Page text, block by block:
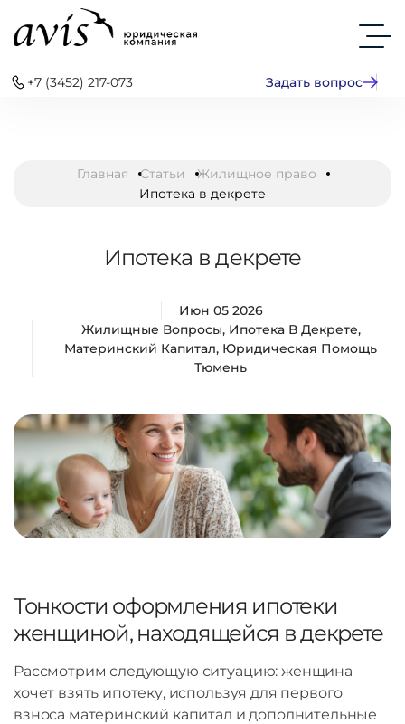
+7 (3452) 217-073 Задать вопрос
Главная Статьи
Жилищное право
Ипотека в декрете
Ипотека в декрете
Июн 05 2026
Жилищные Вопросы, Ипотека В Декрете,
Материнский Капитал, Юридическая Помощь
Тюмень
Тонкости оформления ипотеки
женщиной, находящейся в декрете
Рассмотрим следующую ситуацию: женщина
хочет взять ипотеку, используя для первого
взноса материнский капитал и дополнительные